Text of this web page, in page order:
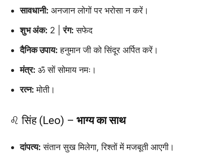
सावधानी: अनजान लोगों पर भरोसा न करें।
शुभ अंक: 2 |रंग: सफेद
दैनिक उपाय: हनुमान जी को सिंदूर अर्पित करें।
मंत्र: ॐ सों सोमाय नमः।
रत्न: मोती।
♌ सिंह (Leo) – भाग्य का साथ
दांपत्य: संतान सुख मिलेगा, रिश्तों में मजबूती आएगी।